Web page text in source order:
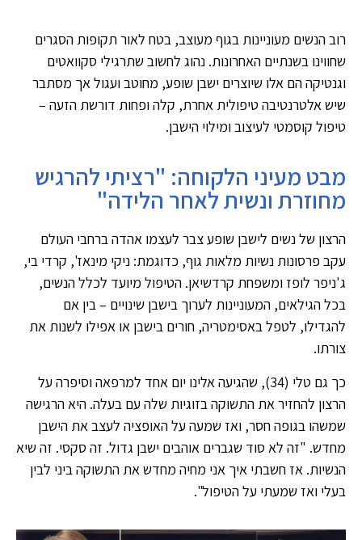
רוב הנשים מעוניינות בגוף מעוצב, בטח לאור תקופות הסגרים
שחווינו בשנתיים האחרונות. נהוג לחשוב שתרגילי סקוואטים
וגנטיקה הם אלו שיוצרים ישבן שופע, מחוטב ועגול אך מסתבר
שיש אלטרנטיבה טיפולית אחרת, קלה ופחות דורשת הזעה –
טיפול קוסמטי לעיצוב ומילוי הישבן.
מבט מעיני הלקוחה: "רציתי להרגיש
מחוזרת ונשית לאחר הלידה"
הרצון של נשים לישבן שופע צבר לעצמו אהדה ברחבי העולם
עקב פרסונות נשיות מלאות גוף, כדוגמת: ניקי מינאז', קרדי בי,
ג'ניפר לופז ומשפחת קרדשיאן. הטיפול מיועד לכלל הנשים,
בכל הגילאים, המעוניינות לערוך בישבן שינויים – בין אם
להגדילו, לטפל באסימטריה, חורים בישבן או אפילו לשנות את
צורתו.
כך גם טלי (34), שהגיעה אלינו יום אחד למרפאה וסיפרה על
הרצון להחזיר את התשוקה בזוגיות שלה עם בעלה. היא הרגישה
שמשהו בגופה חסר, ואז שמעה על האופציה לעצב את הישבן
מחדש. "זה לא סוד שגברים אוהבים ישבן גדול. זה סקסי. זה שיא
הנשיות. אז חשבתי איך אני מחיה מחדש את התשוקה ביני לבין
בעלי ואז שמעתי על הטיפול".